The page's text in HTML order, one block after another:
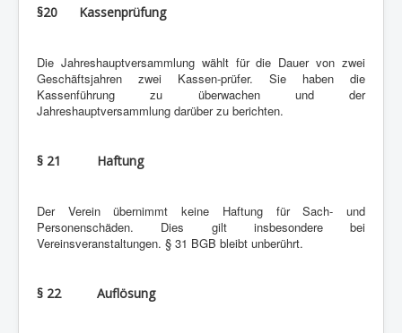
§20 Kassenprüfung
Die Jahreshauptversammlung wählt für die Dauer von zwei
Geschäftsjahren zwei Kassen-prüfer. Sie haben die
Kassenführung zu überwachen und der
Jahreshauptversammlung darüber zu berichten.
§ 21 Haftung
Der Verein übernimmt keine Haftung für Sach- und
Personenschäden. Dies gilt insbesondere bei
Vereinsveranstaltungen. § 31 BGB bleibt unberührt.
§ 22 Auflösung